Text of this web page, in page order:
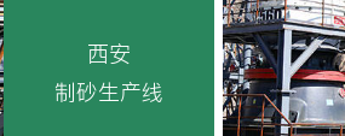
制砂生产线